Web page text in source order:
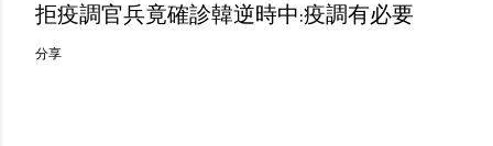
拒疫調官兵竟確診韓逆時中:疫調有必要
分享